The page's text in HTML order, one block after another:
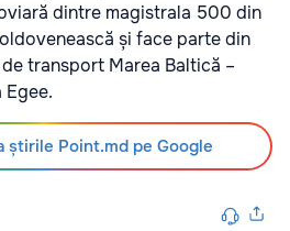
dintre magistrala 500 din
și face parte din
transport Marea Baltică –
Egee.
știrile Point.md pe Google